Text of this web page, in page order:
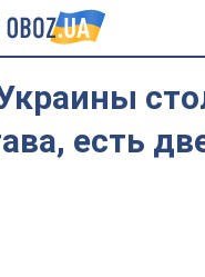
есть